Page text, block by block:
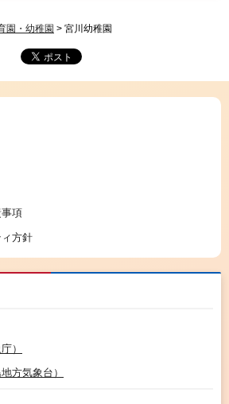
園・幼稚園 > 宮川幼稚園
項
方針
）
方気象台）